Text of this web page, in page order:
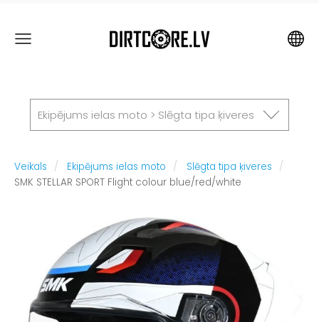
Ekipējums ielas moto > Slēgta tipa ķiveres
Veikals Ekipējums ielas moto
Slēgta tipa ķiveres
SMK STELLAR SPORT Flight colour blue/red/white